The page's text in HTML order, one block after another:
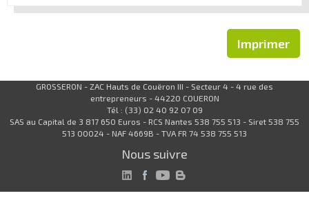
Imprimer
GROSSERON - ZAC Hauts de Couëron III - Secteur 4 - 4 rue des
entrepreneurs - 44220 COUERON
Tél : (33) 02 40 92 07 09
SAS au Capital de 3 817 650 Euros - RCS Nantes 538 755 513 - Siret 538 755
513 00024 - NAF 4669B - TVA FR 74 538 755 513
Nous suivre